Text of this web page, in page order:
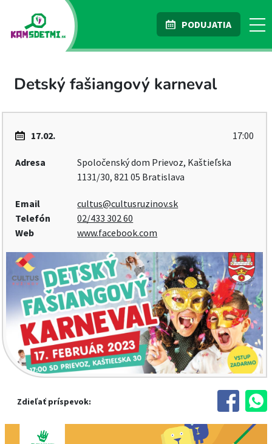
PODUJATIA
Detský fašiangový karneval
17.02. 17:00
Adresa
Spoločenský dom Prievoz, Kaštieľska
1131/30, 821 05 Bratislava
Email
cultus@cultusruzinov.sk
Telefón
02/433 302 60
Web
www.facebook.com
Zdieľať príspevok: